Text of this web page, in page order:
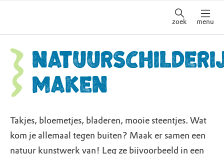
zoek menu
maken
Takjes, bloemetjes, bladeren, mooie steentjes. Wat
kom je allemaal tegen buiten? Maak er samen een
natuur kunstwerk van! Leg ze bijvoorbeeld in een